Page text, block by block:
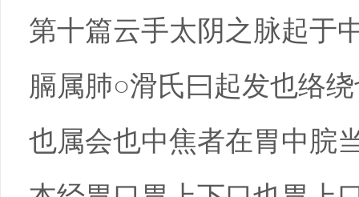
第十篇云手太阴之脉起于
膈属肺○滑氏曰起发也络
也属会也中焦者在胃中脘